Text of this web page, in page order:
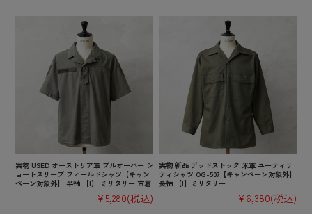
実物 USED オーストリア軍 プルオーバー シ
ョートスリーブ フィールドシャツ【キャン
ペーン対象外】 半袖 【I】 ミリタリー 古着
¥5,280(税込)
実物 新品 デッドストック 米軍 ユーティリ
ティシャツ OG-507【キャンペーン対象外】
長袖 【I】ミリタリー
¥6,380(税込)